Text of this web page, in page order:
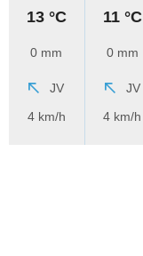
13 °C
0 mm
JV
4 km/h
11 °C
0 mm
JV
4 km/h